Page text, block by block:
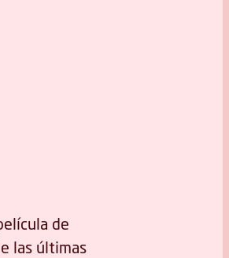
de
las últimas